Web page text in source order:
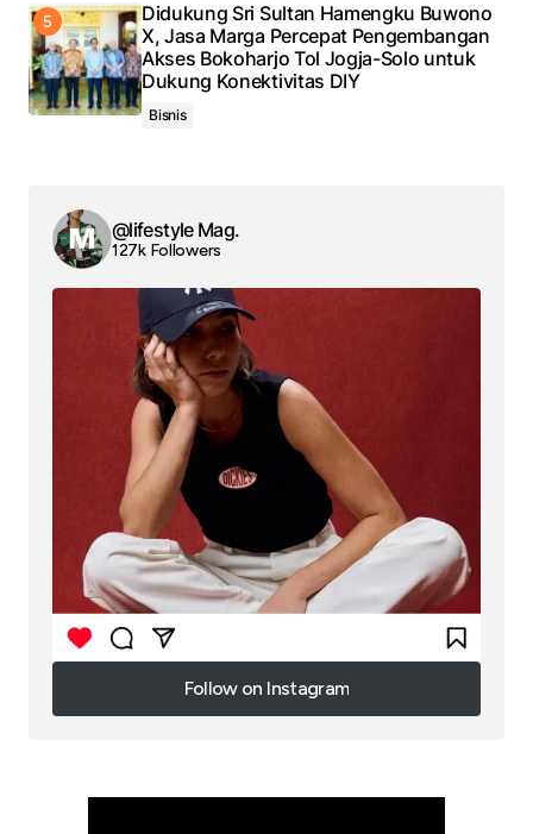
Didukung Sri Sultan Hamengku Buwono
X, Jasa Marga Percepat Pengembangan
Akses Bokoharjo Tol Jogja-Solo untuk
Dukung Konektivitas DIY
Bisnis
@lifestyle Mag.
127k Followers
Follow on Instagram
Follow on Instagram